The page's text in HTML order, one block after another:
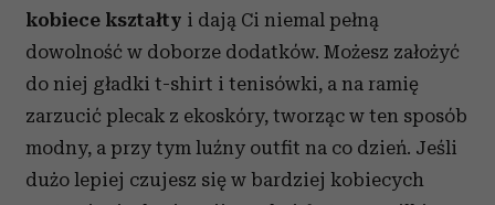
kobiece kształty i dają Ci niemal pełną
dowolność w doborze dodatków. Możesz założyć
do niej gładki t-shirt i tenisówki, a na ramię
zarzucić plecak z ekoskóry, tworząc w ten sposób
modny, a przy tym luźny outfit na co dzień. Jeśli
dużo lepiej czujesz się w bardziej kobiecych